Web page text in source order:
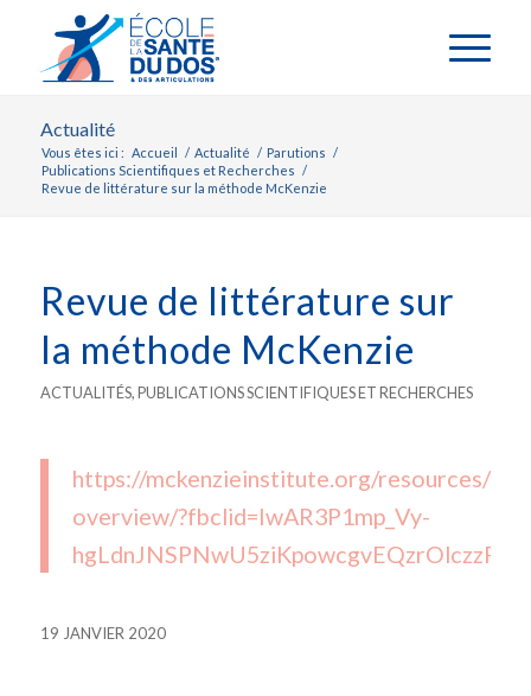
Actualité
Vous êtes ici : Accueil / Actualité / Parutions /
Publications Scientifiques et Recherches /
Revue de littérature sur la méthode McKenzie
Revue de littérature sur
la méthode McKenzie
ACTUALITÉS,PUBLICATIONS SCIENTIFIQUES ET RECHERCHES
https://mckenzieinstitute.org/resources/
overview/?fbclid=IwAR3P1mp_Vy-
19 JANVIER 2020